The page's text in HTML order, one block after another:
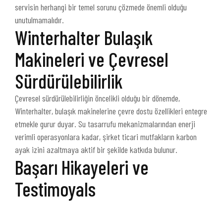
servisin herhangi bir temel sorunu çözmede önemli olduğu
unutulmamalıdır.
Winterhalter Bulaşık
Makineleri ve Çevresel
Sürdürülebilirlik
Çevresel sürdürülebilirliğin öncelikli olduğu bir dönemde,
Winterhalter, bulaşık makinelerine çevre dostu özellikleri entegre
etmekle gurur duyar. Su tasarrufu mekanizmalarından enerji
verimli operasyonlara kadar, şirket ticari mutfakların karbon
ayak izini azaltmaya aktif bir şekilde katkıda bulunur.
Başarı Hikayeleri ve
Testimoyals